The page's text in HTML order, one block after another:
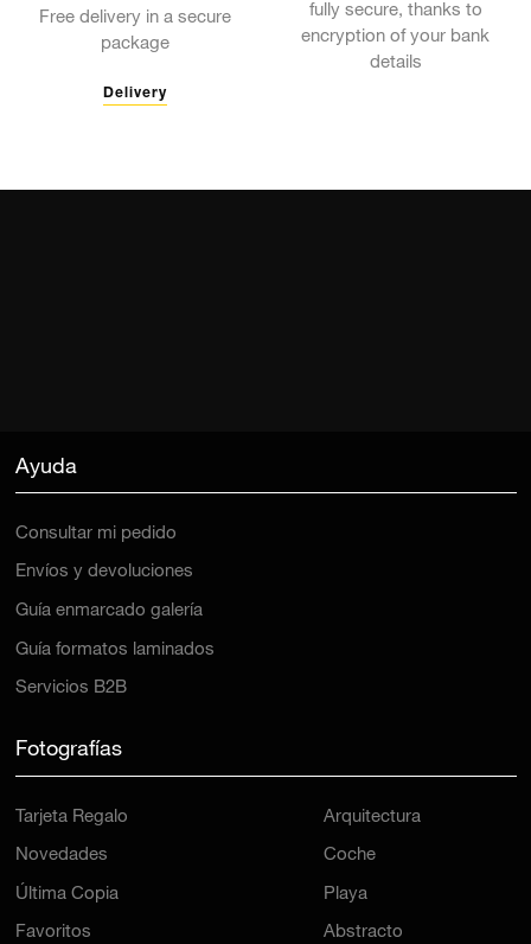
Free delivery in a secure
package
Delivery
fully secure, thanks to
encryption of your bank
details
Ayuda
Consultar mi pedido
Envíos y devoluciones
Guía enmarcado galería
Guía formatos laminados
Servicios B2B
Fotografías
Tarjeta Regalo
Novedades
Última Copia
Favoritos
Arquitectura
Coche
Playa
Abstracto